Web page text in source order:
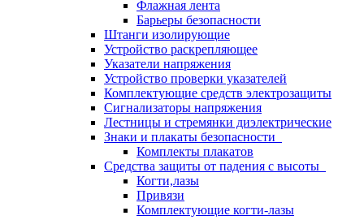
Флажная лента
Барьеры безопасности
Штанги изолирующие
Устройство раскрепляющее
Указатели напряжения
Устройство проверки указателей
Комплектующие средств электрозащиты
Сигнализаторы напряжения
Лестницы и стремянки диэлектрические
Знаки и плакаты безопасности
Комплекты плакатов
Средства защиты от падения с высоты
Когти,лазы
Привязи
Комплектующие когти-лазы